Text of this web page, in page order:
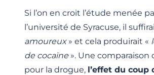
Si l’on en croit l’étude menée
l’université de Syracuse, il
amoureux» et cela produirait «
de cocaïne». Une comparaison
pour la drogue, l’effet du coup